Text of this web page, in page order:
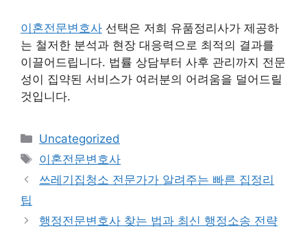
이혼전문변호사 선택은 저희 유품정리사가 제공하
는 철저한 분석과 현장 대응력으로 최적의 결과를
이끌어드립니다. 법률 상담부터 사후 관리까지 전문
성이 집약된 서비스가 여러분의 어려움을 덜어드릴
것입니다.
Categories
Uncategorized
Tags
이혼전문변호사
쓰레기집청소 전문가가 알려주는 빠른 집정리
팁
행정전문변호사 찾는 법과 최신 행정소송 전략